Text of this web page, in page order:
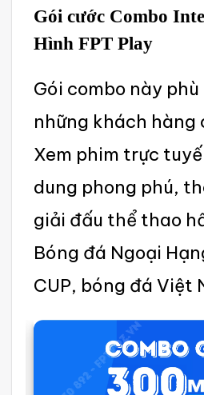
Gói cước Combo
Hình FPT Play
G‌ói combo này
những khác‌h hàng
Xem phim trực
dung phong phú,
giải đấu thể thao
Bóng đá Ngoại
CUP, bóng đá Việt